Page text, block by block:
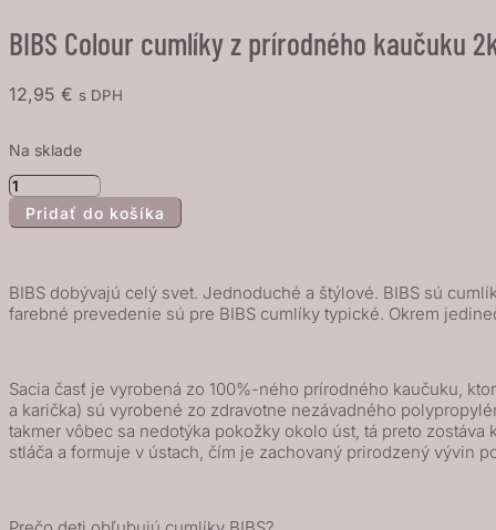
BIBS Colour cumlíky z prírodného kaučuku
12,95 € s DPH
Na sklade
množstvo
BIBS
z
prírodného
2ks
-
veľkosť
1,
Nočný
Pridať do košíka
BIBS dobývajú celý svet. Jednoduché a štýlové. BIBS sú
farebné prevedenie sú pre BIBS cumlíky typické. Okrem
Sacia časť je vyrobená zo 100%-ného prírodného kaučuku,
a karička) sú vyrobené zo zdravotne nezávadného
takmer vôbec sa nedotýka pokožky okolo úst, tá preto
stláča a formuje v ústach, čím je zachovaný prirodzený vývin